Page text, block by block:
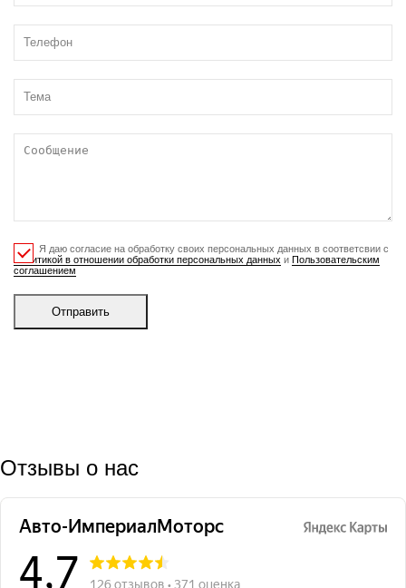
Я даю согласие на обработку своих персональных данных в соответсвии с
Политикой в отношении обработки персональных данных и Пользовательским
соглашением
Отправить
Отзывы о нас